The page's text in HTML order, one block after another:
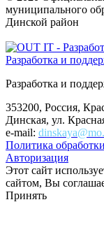
муниципального
Динской район
Разработка и
Разработка и
353200, Россия,
Динская, ул.
e-mail:
Политика
Авторизация
Этот сайт
сайтом, Вы
Принять